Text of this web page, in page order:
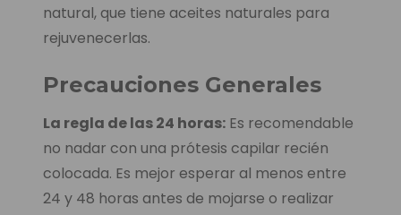
natural, que tiene aceites naturales para
rejuvenecerlas.
Precauciones Generales
La regla de las 24 horas: Es recomendable
no nadar con una prótesis capilar recién
colocada. Es mejor esperar al menos entre
24 y 48 horas antes de mojarse o realizar